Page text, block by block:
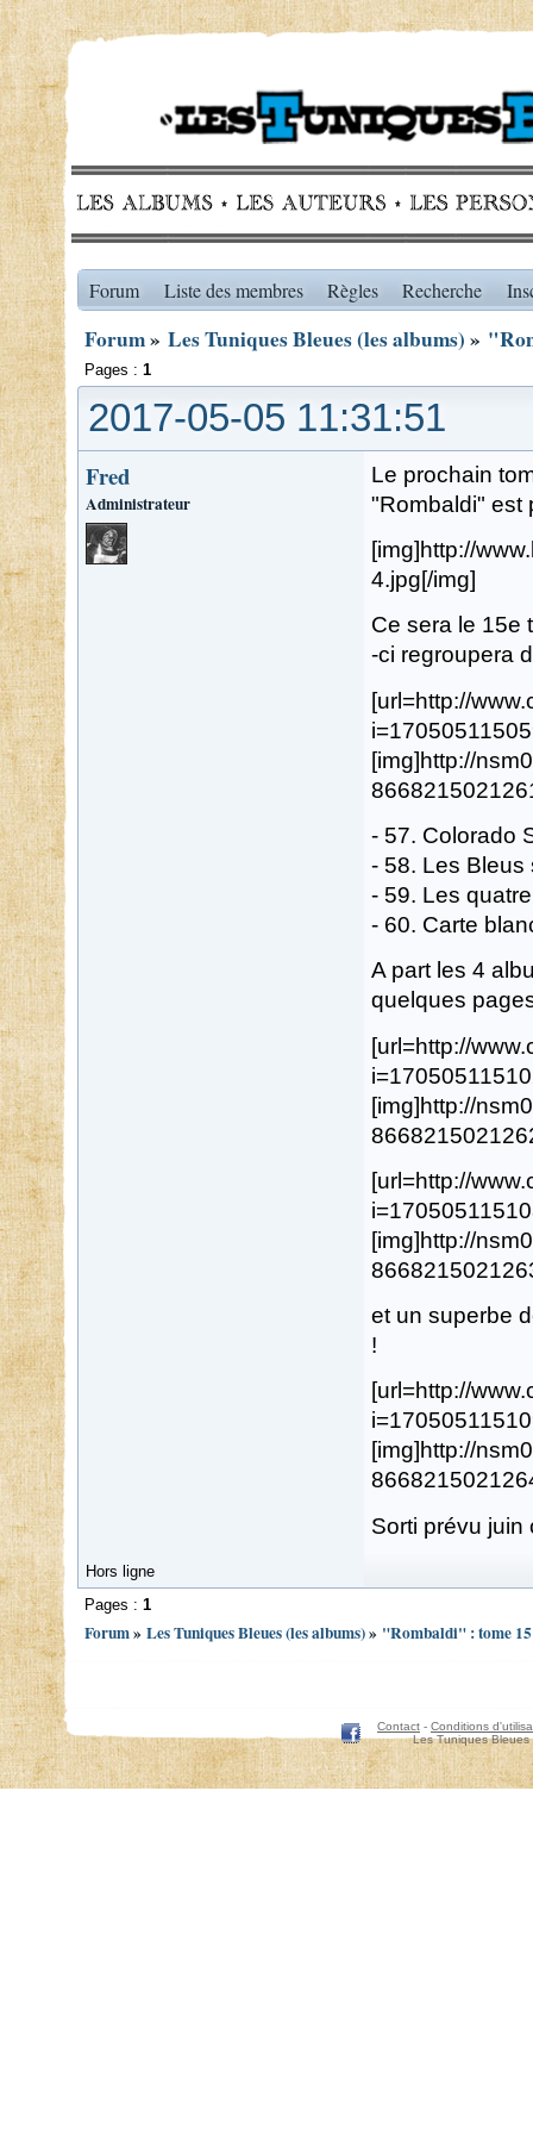
Forum Liste des membres Règles Recherche
Forum» Les Tuniques Bleues (les albums) »
Pages : 1
2017-05-05 11:31:51
Fred
Administrateur
Le prochain
"Rombaldi" est
[img]http://
4.jpg[/img]
Ce sera le 15e
-ci regroupera
[url=http://
[img]http://
- 57. Colorado
- 58. Les Bleus
- 59. Les
- 60. Carte
A part les 4
quelques
[url=http://
[img]http://
[url=http://
[img]http://
et un superbe
!
[url=http://
[img]http://
Sorti prévu juin
Hors ligne
Pages : 1
Forum» Les Tuniques Bleues (les albums)» "Rombaldi" : tome
Contact - Conditions
Les Tuniques